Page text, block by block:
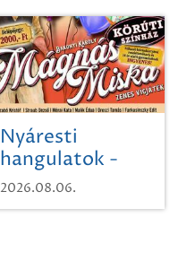
Nyáresti
hangulatok -
Mágnás Miska
2026.08.06.